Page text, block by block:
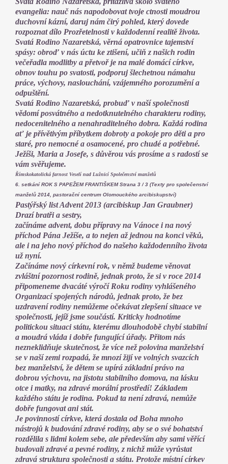
evangelia: nauč nás napodobovat tvoje ctnosti moudrou
duchovní kázní, daruj nám čirý pohled, který dovede
rozpoznat dílo Prozřetelnosti v každodenní realitě života.
Svatá Rodino Nazaretská, věrná opatrovnice tajemství
spásy: obroď v nás úctu ke ztišení, učiň z našich rodin
večeřadla modlitby a přetvoř je na malé domácí církve,
obnov touhu po svatosti, podporuj šlechetnou námahu
práce, výchovy, naslouchání, vzájemného porozumění a
odpuštění.
Svatá Rodino Nazaretská, probuď v naší společnosti
vědomí posvátného a nedotknutelného charakteru rodiny,
nedocenitelného a nenahraditelného dobra. Každá rodina
ať je přívětivým příbytkem dobroty a pokoje pro děti a pro
staré, pro nemocné a osamocené, pro chudé a potřebné.
Ježíši, Maria a Josefe, s důvěrou vás prosíme a s radostí se
vám svěřujeme.
Římskokatolická farnost Veselí nad Lužnicí Společenství manželů
6. setkání ROK S PAPEŽEM FRANTIŠKEM Strana 3 / 3 (Texty pro společenství
manželů 2014, pastorační centrum Olomouckého arcibiskupství)
Pastýřský list Advent 2013 (arcibiskup Jan Graubner)
Drazí bratři a sestry,
začínáme advent, dobu přípravy na Vánoce i na nový
příchod Pána Ježíše, a to nejen až jednou na konci věků,
ale i na jeho nový příchod do našeho každodenního života
už nyní.
Začínáme nový církevní rok, v němž budeme věnovat
zvláštní pozornost rodině, jednak proto, že si v roce 2014
připomeneme dvacáté výročí Roku rodiny vyhlášeného
Organizací spojených národů, jednak proto, že bez
uzdravení rodiny nemůžeme očekávat zlepšení situace ve
společnosti, jejíž jsme součástí. Kriticky hodnotíme
politickou situaci státu, kterému dlouhodobě chybí stabilní
a moudrá vláda i dobře fungující úřady. Přitom nás
nezneklidňuje skutečnost, že více než polovina manželství
se v naší zemi rozpadá, že mnozí žijí ve volných svazcích
bez manželství, že dětem se upírá základní právo na
dobrou výchovu, na jistotu stabilního domova, na lásku
otce i matky, na zdravé morální prostředí! Základem
každého státu je rodina. Pokud ta není zdravá, nemůže
dobře fungovat ani stát.
Je povinností církve, která dostala od Boha mnoho
nástrojů k budování zdravé rodiny, aby se o své bohatství
rozdělila s lidmi kolem sebe, ale především aby sami věřící
budovali zdravé a pevné rodiny, z nichž může vyrůstat
zdravá struktura společnosti a státu. Protože místní církev